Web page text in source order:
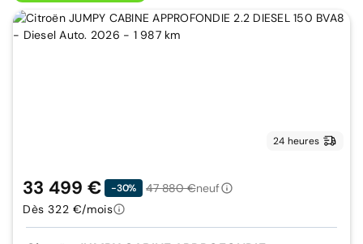
24 heures
33 499 € -30% 47 880 €neuf
Dès 322 €/mois